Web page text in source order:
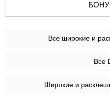
Все широкие и
Все
Широкие и